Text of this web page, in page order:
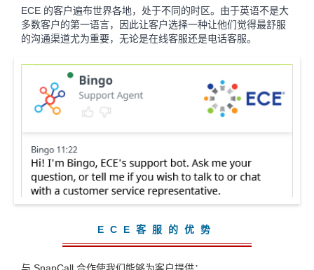
ECE 的客户遍布世界各地，处于不同的时区。由于英语不是大
多数客户的第一语言，因此让客户选择一种让他们觉得最舒服
的沟通渠道尤为重要，无论是在线客服还是电话客服。
ECE客服的优势